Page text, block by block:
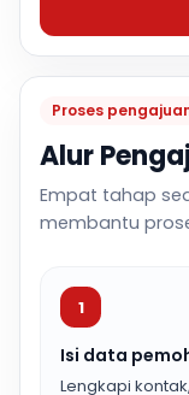
Proses
Alur
Empat tahap
membantu
1
Isi data
Lengkapi